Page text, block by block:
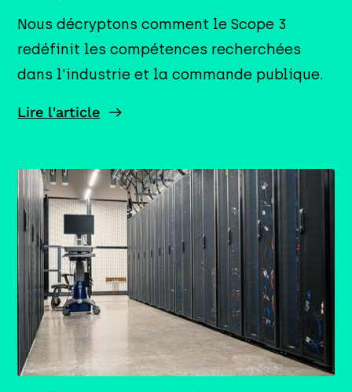
Nous décryptons comment le Scope 3
redéfinit les compétences recherchées
dans l'industrie et la commande publique.
Lire l'article